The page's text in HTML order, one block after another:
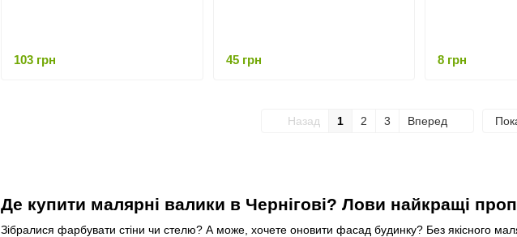
Де купити малярні валики в Чернігові? Лови найкращі
Зібралися фарбувати стіни чи стелю? А може, хочете оновити фасад будинку? Без якісного
103 грн 45 грн 8 грн
Назад 1 2 3 Вперед